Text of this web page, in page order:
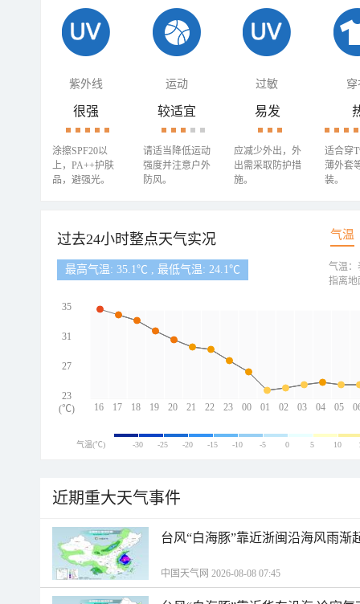
紫外线 运动 过敏 穿
很强
涂擦SPF20以
上，PA++护肤
品，避强光。
较适宜
请适当降低运动
强度并注意户外
防风。
易发
应减少外出，外
出需采取防护措
施。
适合穿
薄外套
装。
过去24小时整点天气实况 气温
最高气温: 35.1℃ , 最低气温: 24.1℃
16 17 18 19 20 21 22 23 00 01 02 03 04 05
35
31
27
23
(℃)
气温：
指离地
气温(℃) -30 -25 -20 -15 -10 -5 0 5 10
近期重大天气事件
台风“白海豚”靠近浙闽沿海风雨渐
中国天气网 2026-08-08 07:45